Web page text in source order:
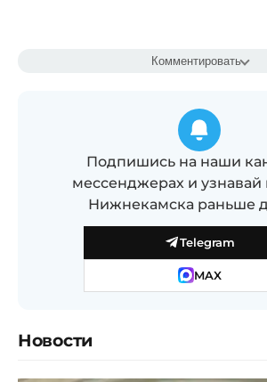
Комментировать
Подпишись на наши
мессенджерах и узнавай
Нижнекамска раньше
Telegram
MAX
Новости